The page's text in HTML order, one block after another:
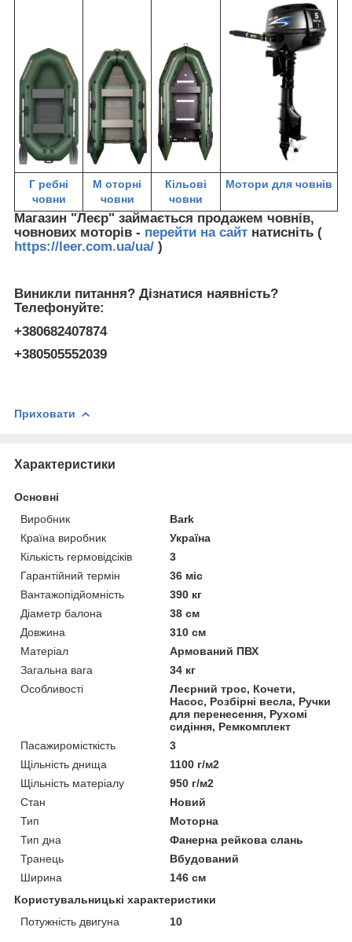
Г ребні
човни
М оторні
човни
Кільові
човни
Мотори для човнів
Магазин "Леєр" займається продажем човнів,
човнових моторів - перейти на сайт натисніть (
https://leer.com.ua/ua/ )
Виникли питання? Дізнатися наявність?
Телефонуйте:
+380682407874
+380505552039
Приховати
Характеристики
Основні
Виробник
Bark
Країна виробник
Україна
Кількість гермовідсіків
3
Гарантійний термін
36 міс
Вантажопідйомність
390 кг
Діаметр балона
38 см
Довжина
310 см
Матеріал
Армований ПВХ
Загальна вага
34 кг
Особливості
Леєрний трос, Кочети,
Насос, Розбірні весла, Ручки
для перенесення, Рухомі
сидіння, Ремкомплект
Пасажиромісткість
3
Щільність днища
1100 г/м2
Щільність матеріалу
950 г/м2
Стан
Новий
Тип
Моторна
Тип дна
Фанерна рейкова слань
Транець
Вбудований
Ширина
146 см
Користувальницькі характеристики
Потужність двигуна
10